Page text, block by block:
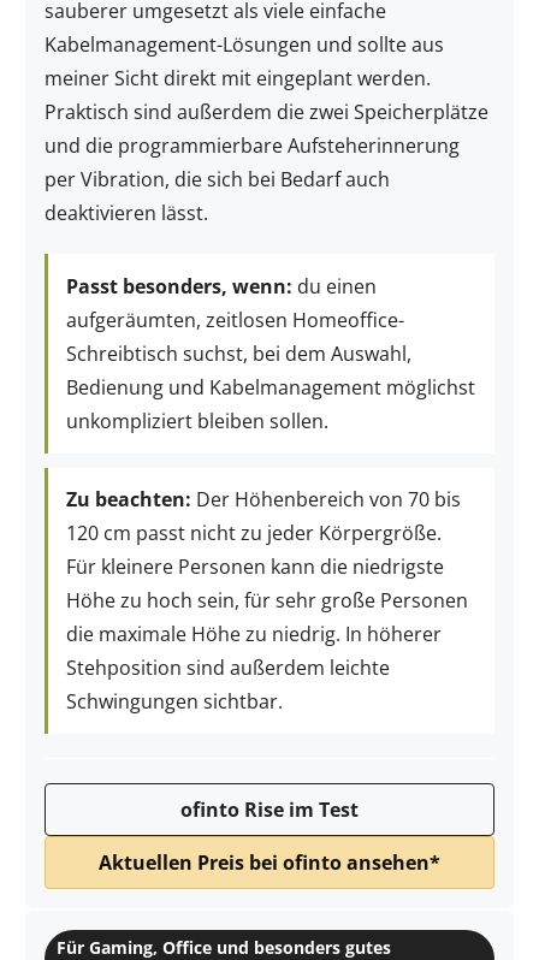
sauberer umgesetzt als viele einfache
Kabelmanagement-Lösungen und sollte aus
meiner Sicht direkt mit eingeplant werden.
Praktisch sind außerdem die zwei Speicherplätze
und die programmierbare Aufsteherinnerung
per Vibration, die sich bei Bedarf auch
deaktivieren lässt.
Passt besonders, wenn: du einen
aufgeräumten, zeitlosen Homeoffice-
Schreibtisch suchst, bei dem Auswahl,
Bedienung und Kabelmanagement möglichst
unkompliziert bleiben sollen.
Zu beachten: Der Höhenbereich von 70 bis
120 cm passt nicht zu jeder Körpergröße.
Für kleinere Personen kann die niedrigste
Höhe zu hoch sein, für sehr große Personen
die maximale Höhe zu niedrig. In höherer
Stehposition sind außerdem leichte
Schwingungen sichtbar.
ofinto Rise im Test
Aktuellen Preis bei ofinto ansehen*
Für Gaming, Office und besonders gutes